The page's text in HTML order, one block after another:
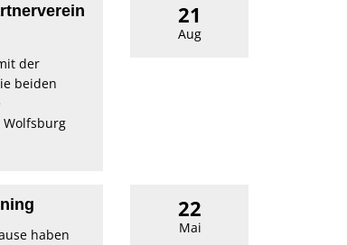
der
beiden
21
Aug
haben
22
Mai